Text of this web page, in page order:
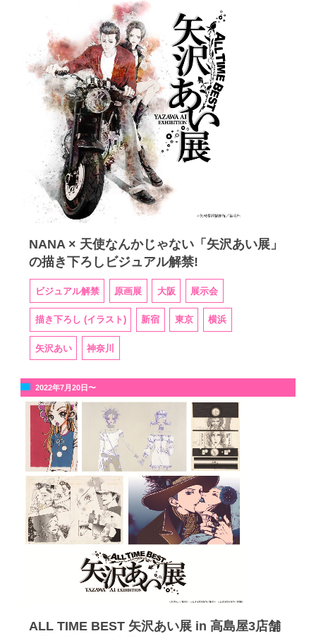
NANA × 天使なんかじゃない「矢沢あい展」
の描き下ろしビジュアル解禁!
ビジュアル解禁 原画展 大阪 展示会
描き下ろし (イラスト) 新宿 東京 横浜
矢沢あい 神奈川
2022年7月20日〜
ALL TIME BEST 矢沢あい展 in 高島屋3店舗